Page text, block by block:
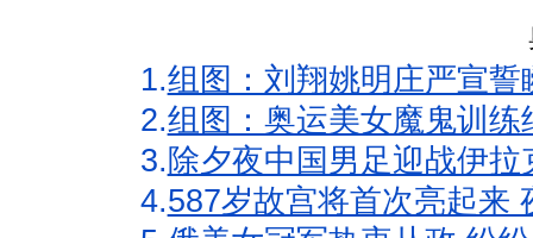
1.组图：刘翔姚明庄严宣
2.组图：奥运美女魔鬼训
3. 除夕夜中国男足迎战伊
4.587岁故宫将首次亮起来